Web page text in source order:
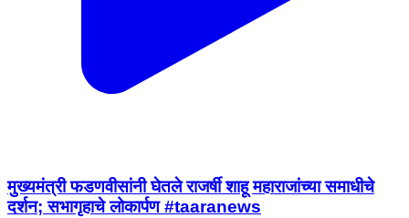
मुख्यमंत्री फडणवीसांनी घेतले राजर्षी शाहू महाराजांच्या समाधीचे
दर्शन; सभागृहाचे लोकार्पण #taaranews